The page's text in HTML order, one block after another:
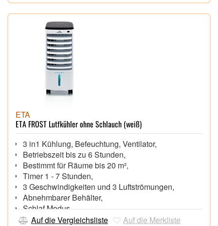
ETA
ETA FROST Lutfkühler ohne Schlauch (weiß)
3 in1 Kühlung, Befeuchtung, Ventilator,
Betriebszeit bis zu 6 Stunden,
Bestimmt für Räume bis 20 m²,
Timer 1 - 7 Stunden,
3 Geschwindigkeiten und 3 Luftströmungen,
Abnehmbarer Behälter,
Schlaf Modus,
Prinzip der Wasserverdunstung (kein Zusatz von
Auf die Vergleichsliste Auf die Merkliste